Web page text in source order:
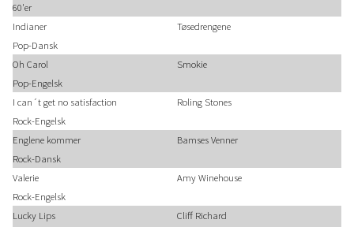
60'er
Indianer
Tøsedrengene
Pop-Dansk
Oh Carol
Smokie
Pop-Engelsk
I can´t get no satisfaction
Roling Stones
Rock-Engelsk
Englene kommer
Bamses Venner
Rock-Dansk
Valerie
Amy Winehouse
Rock-Engelsk
Lucky Lips
Cliff Richard